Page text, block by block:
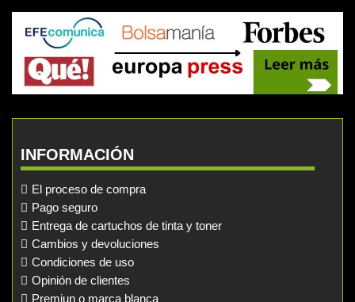
INFORMACIÓN
El proceso de compra
Pago seguro
Entrega de cartuchos de tinta y toner
Cambios y devoluciones
Condiciones de uso
Opinión de clientes
Premiun o marca blanca